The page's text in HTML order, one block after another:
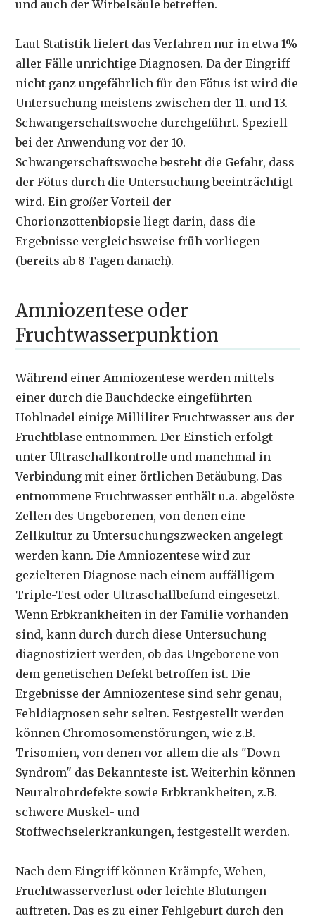
und auch der Wirbelsäule betreffen.
Laut Statistik liefert das Verfahren nur in etwa 1%
aller Fälle unrichtige Diagnosen. Da der Eingriff
nicht ganz ungefährlich für den Fötus ist wird die
Untersuchung meistens zwischen der 11. und 13.
Schwangerschaftswoche durchgeführt. Speziell
bei der Anwendung vor der 10.
Schwangerschaftswoche besteht die Gefahr, dass
der Fötus durch die Untersuchung beeinträchtigt
wird. Ein großer Vorteil der
Chorionzottenbiopsie liegt darin, dass die
Ergebnisse vergleichsweise früh vorliegen
(bereits ab 8 Tagen danach).
Amniozentese oder
Fruchtwasserpunktion
Während einer Amniozentese werden mittels
einer durch die Bauchdecke eingeführten
Hohlnadel einige Milliliter Fruchtwasser aus der
Fruchtblase entnommen. Der Einstich erfolgt
unter Ultraschallkontrolle und manchmal in
Verbindung mit einer örtlichen Betäubung. Das
entnommene Fruchtwasser enthält u.a. abgelöste
Zellen des Ungeborenen, von denen eine
Zellkultur zu Untersuchungszwecken angelegt
werden kann. Die Amniozentese wird zur
gezielteren Diagnose nach einem auffälligem
Triple-Test oder Ultraschallbefund eingesetzt.
Wenn Erbkrankheiten in der Familie vorhanden
sind, kann durch durch diese Untersuchung
diagnostiziert werden, ob das Ungeborene von
dem genetischen Defekt betroffen ist. Die
Ergebnisse der Amniozentese sind sehr genau,
Fehldiagnosen sehr selten. Festgestellt werden
können Chromosomenstörungen, wie z.B.
Trisomien, von denen vor allem die als "Down-
Syndrom" das Bekannteste ist. Weiterhin können
Neuralrohrdefekte sowie Erbkrankheiten, z.B.
schwere Muskel- und
Stoffwechselerkrankungen, festgestellt werden.
Nach dem Eingriff können Krämpfe, Wehen,
Fruchtwasserverlust oder leichte Blutungen
auftreten. Das es zu einer Fehlgeburt durch den